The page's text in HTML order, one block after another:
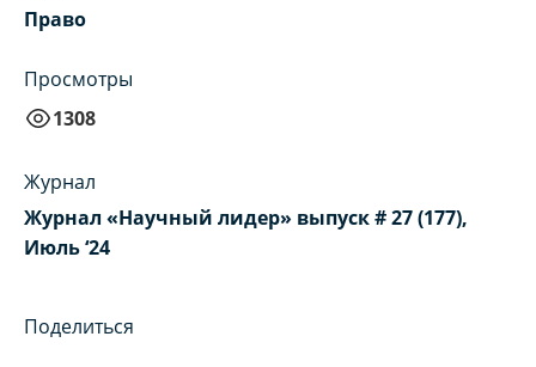
Право
Просмотры
1308
Журнал
Журнал «Научный лидер» выпуск # 27 (177),
Июль ‘24
Поделиться